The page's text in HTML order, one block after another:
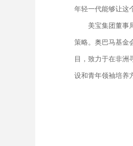
年轻一代能够让这
美宝集团董事局
策略。奥巴马基金
目，致力于在非洲
设和青年领袖培养